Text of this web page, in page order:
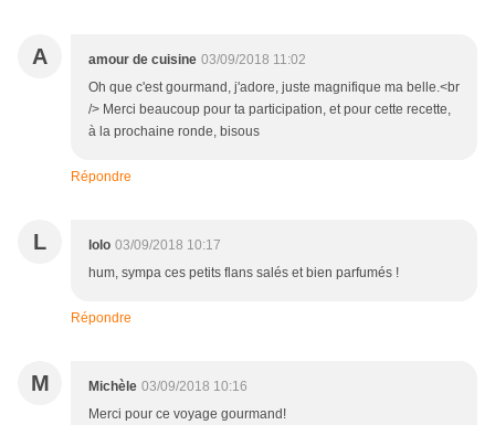
A amour de cuisine 03/09/2018 11:02
Oh que c'est gourmand, j'adore, juste magnifique ma belle.<br
/> Merci beaucoup pour ta participation, et pour cette recette,
à la prochaine ronde, bisous
Répondre
L lolo 03/09/2018 10:17
hum, sympa ces petits flans salés et bien parfumés !
Répondre
M Michèle 03/09/2018 10:16
Merci pour ce voyage gourmand!